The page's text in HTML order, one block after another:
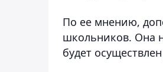
По ее мнению,
школьников. Она
будет